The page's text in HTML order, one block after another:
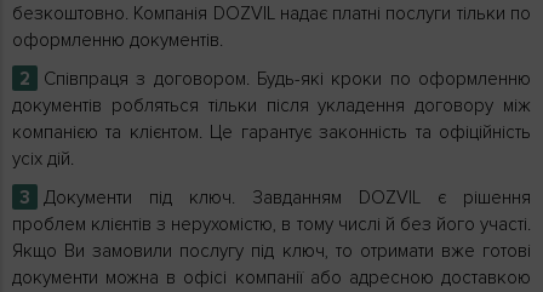
безкоштовно. Компанія DOZVIL надає платні послуги тільки по
оформленню документів.
Співпраця з договором. Будь-які кроки по оформленню
документів робляться тільки після укладення договору між
компанією та клієнтом. Це гарантує законність та офіційність
усіх дій.
Документи під ключ. Завданням DOZVIL є рішення
проблем клієнтів з нерухомістю, в тому числі й без його участі.
Якщо Ви замовили послугу під ключ, то отримати вже готові
документи можна в офісі компанії або адресною доставкою